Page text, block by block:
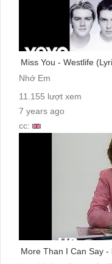
Miss You - Westlife
Nhớ Em
11.155 lượt xem
7 years ago
cc:
More Than I Can Say -